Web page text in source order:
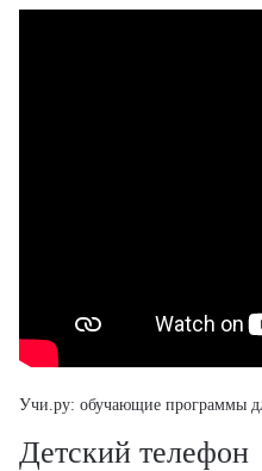
Учи.ру: обучающие программы
Детский телефон